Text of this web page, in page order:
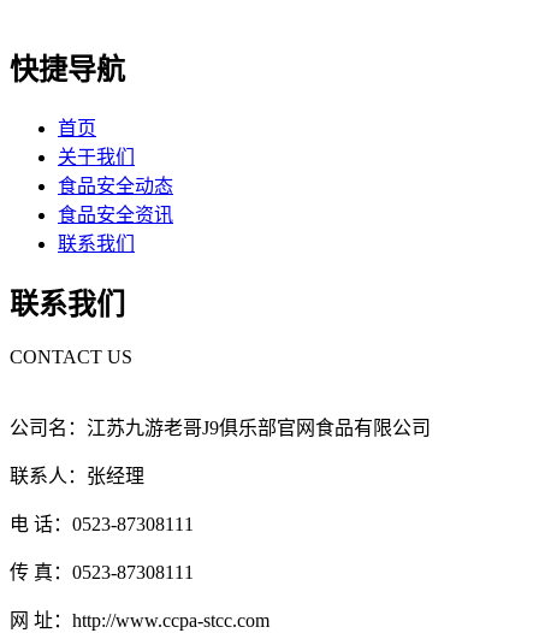
快捷导航
首页
关于我们
食品安全动态
食品安全资讯
联系我们
联系我们
CONTACT US
公司名：江苏九游老哥J9俱乐部官网食品有限公司
联系人：张经理
电 话：0523-87308111
传 真：0523-87308111
网 址：http://www.ccpa-stcc.com